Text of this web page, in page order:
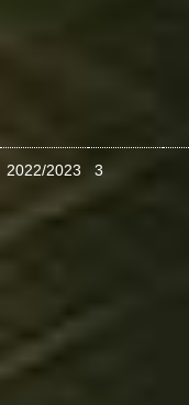
2022/2023 3